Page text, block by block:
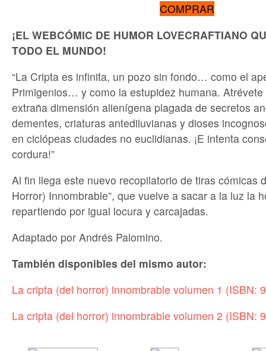
COMPRAR
¡EL WEBCÓMIC DE HUMOR LOVECRAFTIANO
TODO EL MUNDO!
“La Cripta es infinita, un pozo sin fondo… como el
Primigenios… y como la estupidez humana.
extraña dimensión alienígena plagada de secretos
dementes, criaturas antediluvianas y dioses
en ciclópeas ciudades no euclidianas. ¡E intenta
cordura!”
Al fin llega este nuevo recopilatorio de tiras cómicas
Horror) Innombrable”, que vuelve a sacar a la luz la
repartiendo por igual locura y carcajadas.
Adaptado por Andrés Palomino.
También disponibles del mismo autor:
La cripta (del horror) innombrable volumen 1 (ISBN:
La cripta (del horror) innombrable volumen 2 (ISBN: